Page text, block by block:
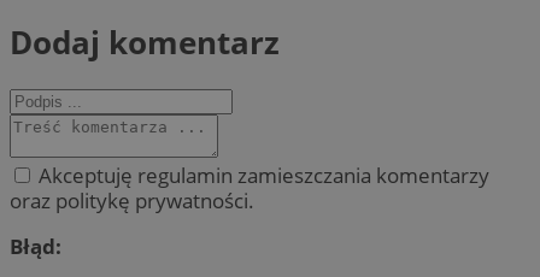
Dodaj komentarz
Akceptuję regulamin zamieszczania komentarzy
oraz politykę prywatności.
Błąd: